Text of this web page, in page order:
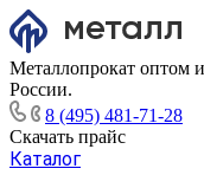
Металлопрокат оптом
России.
8 (495) 481-71-28
Скачать прайс
Каталог